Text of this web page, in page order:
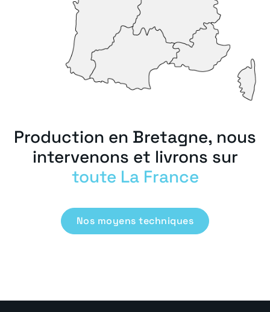
Production en Bretagne, nous
intervenons et livrons sur
toute La France
Nos moyens techniques